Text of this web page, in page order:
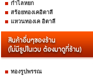
กำไลหยก
สร้อยทองเคอิตาลี
แหวนทองเค อิตาลี
ทองรูปพรรณ